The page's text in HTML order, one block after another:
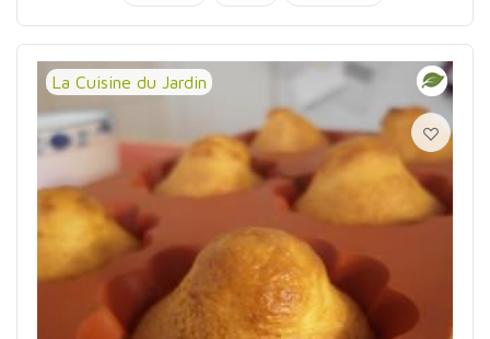
La Cuisine du Jardin